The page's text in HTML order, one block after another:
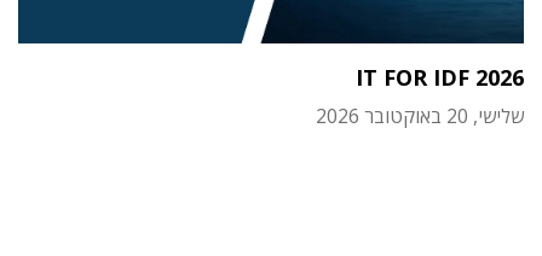
IT FOR IDF 2026
שלישי, 20 באוקטובר 2026